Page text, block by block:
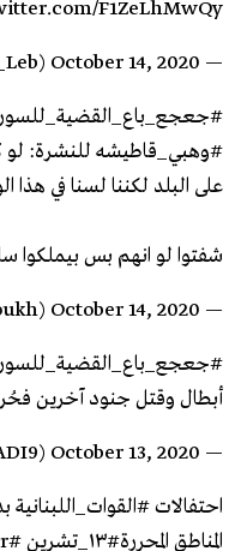
F1ZeLhMwQy
— Michael (@phoenix_Leb)
October 14, 2020
#وهبي_قاطيشه
على البلد لكننا لسنا في هذا
شفتوا لو انهم بس بيملكوا
— DAMIDOSS (@ahmad_farroukh)
October 14, 2020
أبطال وقتل جنود آخرين
— NANA (@DIVADI9)
October 13, 2020
احتفالات#القوات_اللبنانية
المناطق المحررة#١٣_تشرين
#FlowersOfOctober